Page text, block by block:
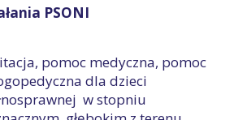
PSONI
pomoc medyczna, pomoc
dla dzieci
w stopniu